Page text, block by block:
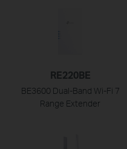
RE220BE
BE3600 Dual-Band Wi-Fi 7
Range Extender